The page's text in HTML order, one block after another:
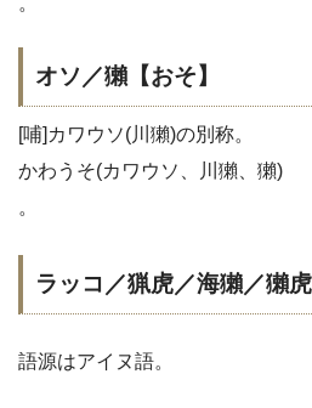
オソ／獺【おそ】
[哺]カワウソ(川獺)の別称。
かわうそ(カワウソ、川獺、獺)
。
ラッコ／猟虎／海獺／獺虎
語源はアイヌ語。